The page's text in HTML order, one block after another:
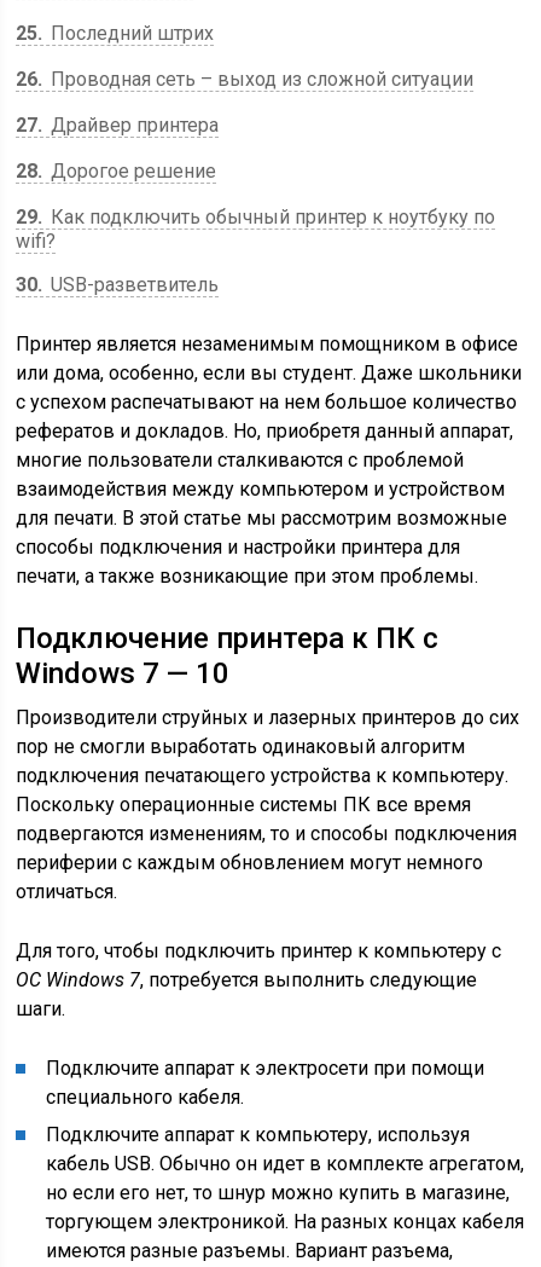
25
Последний штрих
26
Проводная сеть – выход из сложной ситуации
27 Драйвер принтера
28 Дорогое решение
29
Как подключить обычный принтер к ноутбуку по
wifi?
30 USB-разветвитель
Принтер является незаменимым помощником в офисе
или дома, особенно, если вы студент. Даже школьники
с успехом распечатывают на нем большое количество
рефератов и докладов. Но, приобретя данный аппарат,
многие пользователи сталкиваются с проблемой
взаимодействия между компьютером и устройством
для печати. В этой статье мы рассмотрим возможные
способы подключения и настройки принтера для
печати, а также возникающие при этом проблемы.
Подключение принтера к ПК с
Windows 7 — 10
Производители струйных и лазерных принтеров до сих
пор не смогли выработать одинаковый алгоритм
подключения печатающего устройства к компьютеру.
Поскольку операционные системы ПК все время
подвергаются изменениям, то и способы подключения
периферии с каждым обновлением могут немного
отличаться.
Для того, чтобы подключить принтер к компьютеру с
ОС Windows 7, потребуется выполнить следующие
шаги.
Подключите аппарат к электросети при помощи
специального кабеля.
Подключите аппарат к компьютеру, используя
кабель USB. Обычно он идет в комплекте агрегатом,
но если его нет, то шнур можно купить в магазине,
торгующем электроникой. На разных концах кабеля
имеются разные разъемы. Вариант разъема,